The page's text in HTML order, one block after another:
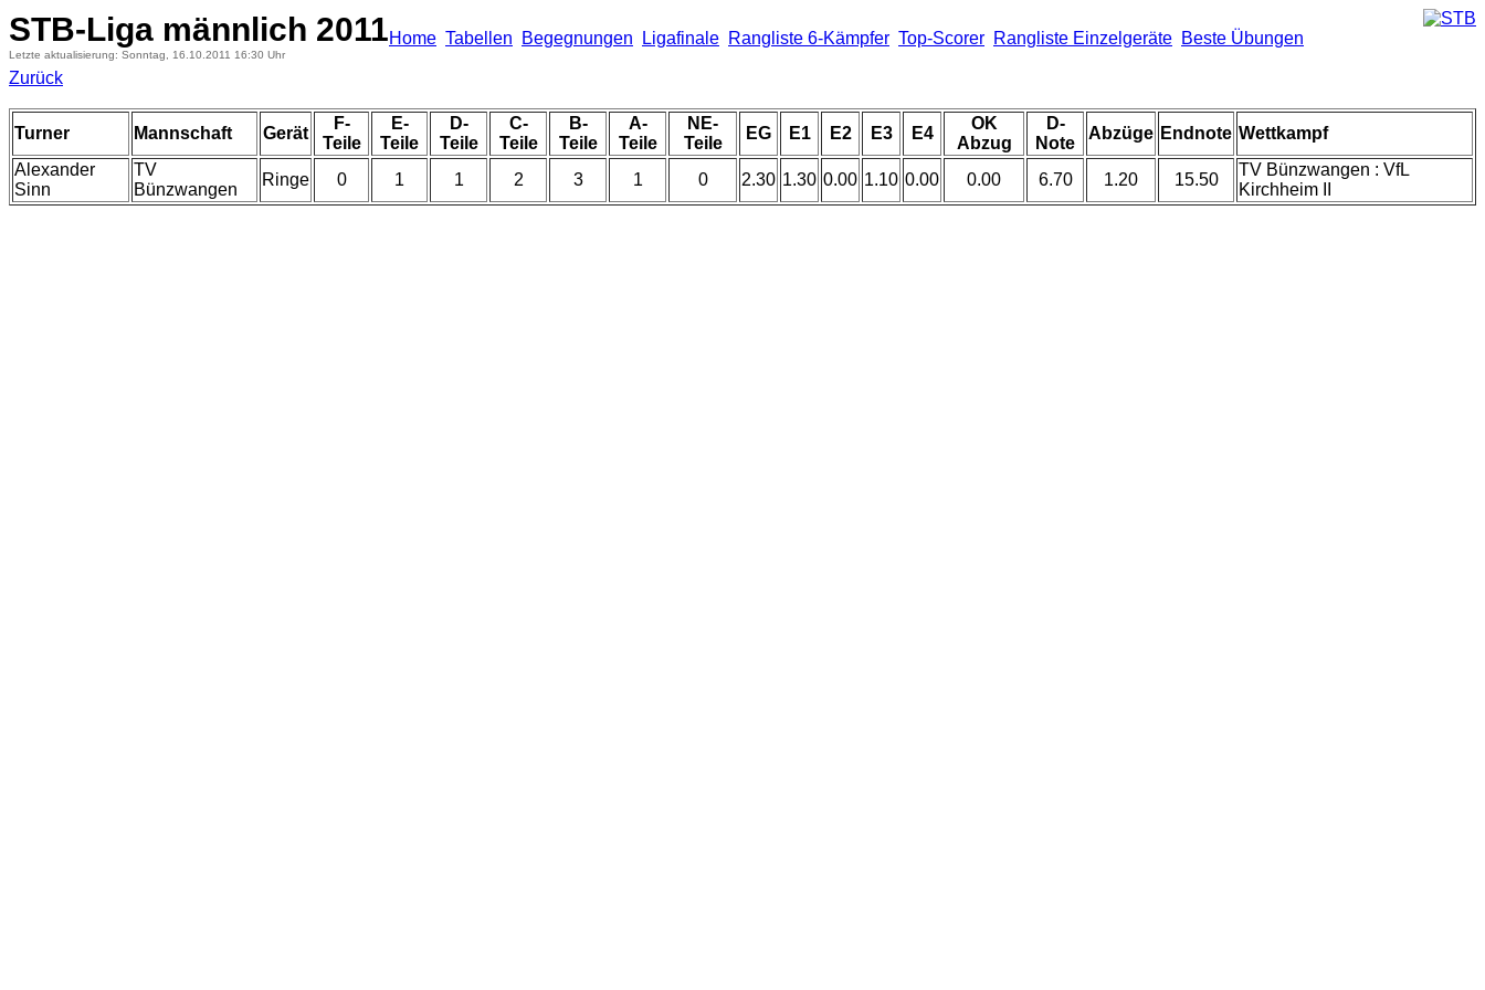
STB-Liga männlich 2011
Letzte aktualisierung: Sonntag, 16.10.2011 16:30 Uhr
Home Tabellen Begegnungen Ligafinale Rangliste 6-Kämpfer Top-Scorer Rangliste Einzelgeräte Beste Übungen
Zurück
Turner Mannschaft Gerät
F-
Teile
E-
Teile
D-
Teile
C-
Teile
B-
Teile
A-
Teile
NE-
Teile
EG E1 E2 E3 E4
OK
Abzug
D-
Note
Abzüge Endnote Wettkampf
Alexander
Sinn
TV
Bünzwangen
Ringe 0 1 1 2 3 1 0 2.30 1.30 0.00 1.10 0.00 0.00 6.70 1.20 15.50
TV Bünzwangen : VfL
Kirchheim II